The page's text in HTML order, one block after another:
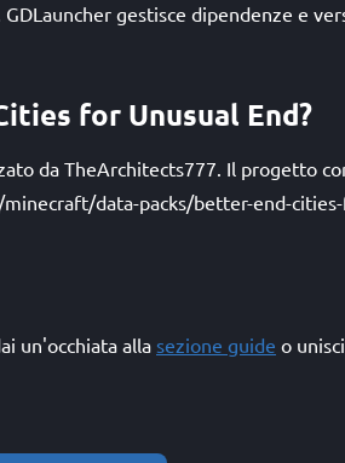
gestisce dipendenze e
for Unusual End?
da TheArchitects777. Il progetto
data-packs/better-end-
un'occhiata alla sezione guide o